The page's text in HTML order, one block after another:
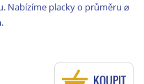
Nabízíme placky o průměru ⌀
KOUPIT